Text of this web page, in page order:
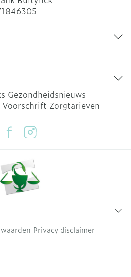
Gezondheidsnieuws
Voorschrift Zorgtarieven
Privacy disclaimer